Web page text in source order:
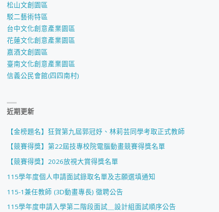
松山文創園區
駁二藝術特區
台中文化創意產業園區
花蓮文化創意產業園區
嘉酒文創園區
臺南文化創意產業園區
信義公民會館(四四南村)
近期更新
【金榜題名】狂賀第九屆郭冠妤、林莉芸同學考取正式教師
【競賽得獎】第22屆技專校院電腦動畫競賽得獎名單
【競賽得獎】2026放視大賞得獎名單
115學年度個人申請面試錄取名單及志願選填通知
115-1兼任教師 (3D動畫專長) 徵聘公告
115學年度申請入學第二階段面試＿設計組面試順序公告